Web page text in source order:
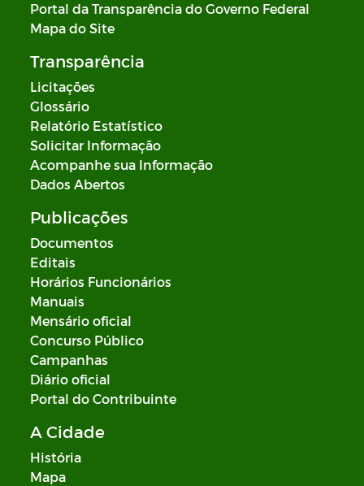
Portal da Transparência do Governo Federal
Mapa do Site
Transparência
Licitações
Glossário
Relatório Estatístico
Solicitar Informação
Acompanhe sua Informação
Dados Abertos
Publicações
Documentos
Editais
Horários Funcionários
Manuais
Mensário oficial
Concurso Público
Campanhas
Diário oficial
Portal do Contribuinte
A Cidade
História
Mapa